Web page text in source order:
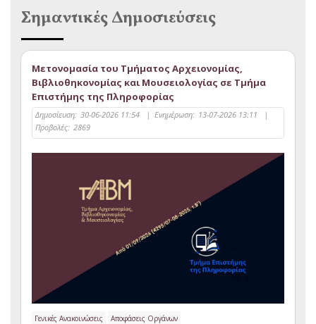
Σημαντικές Δημοσιεύσεις
Μετονομασία του Τμήματος Αρχειονομίας,
Βιβλιοθηκονομίας και Μουσειολογίας σε Τμήμα
Επιστήμης της Πληροφορίας
Δημοσίευση: 30-06-2026 11:54 | Ενημέρωση: 13-07-2026 13:11
|
Προβολές: 2869
Γενικές Ανακοινώσεις Αποφάσεις Οργάνων